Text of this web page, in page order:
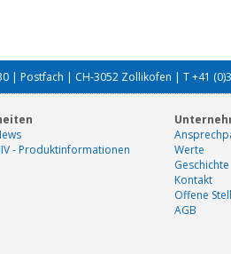
| Postfach | CH-3052 Zollikofen | T +41
- Produktinformationen
Werte
Geschichte
Kontakt
Offene
AGB